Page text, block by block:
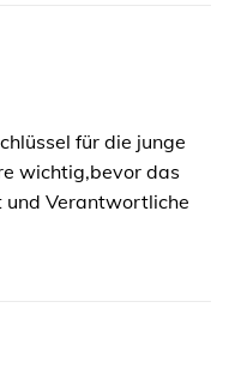
für die junge
wichtig,bevor das
und Verantwortliche